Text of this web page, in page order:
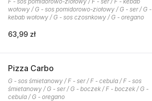
wołowy / G - sos pomidorowo-ziołowy / G - ser / G -
kebab wołowy / G - sos czosnkowy / G - oregano
63,99 zł
Pizza Carbo
G - sos śmietanowy / F - ser / F - cebula / F - sos
śmietanowy / G - ser / G - boczek / F - boczek / G -
cebula / G - oregano